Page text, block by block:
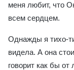
меня любит, что
всем сердцем.
Однажды я тихо-
видела. А она
говорит как бы